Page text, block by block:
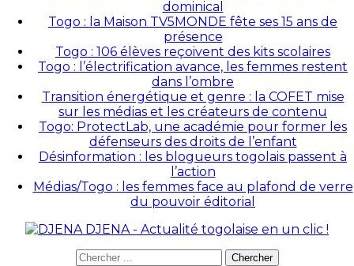
dominical
Togo : la Maison TV5MONDE fête ses 15 ans de
présence
Togo : 106 élèves reçoivent des kits scolaires
Togo : l’électrification avance, les femmes restent
dans l’ombre
Transition énergétique et genre : la COFET mise
sur les médias et les créateurs de contenu
Togo: ProtectLab, une académie pour former les
défenseurs des droits de l’enfant
Désinformation : les blogueurs togolais passent à
l’action
Médias/Togo : les femmes face au plafond de verre
du pouvoir éditorial
DJENA - Actualité togolaise en un clic !